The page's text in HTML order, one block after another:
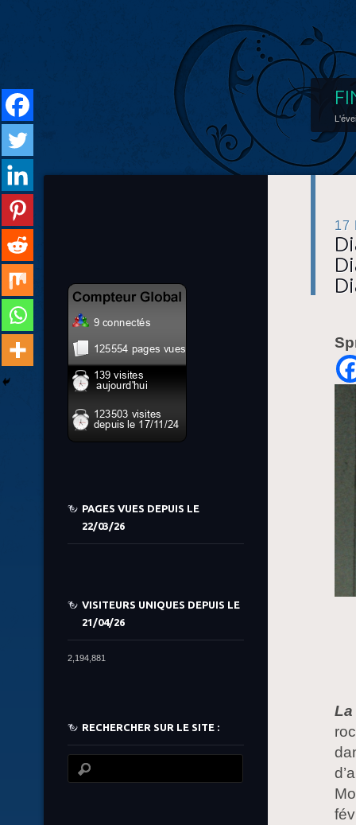
17
La
PAGES VUES DEPUIS LE
22/03/26
VISITEURS UNIQUES DEPUIS LE
21/04/26
2,194,881
RECHERCHER SUR LE SITE :